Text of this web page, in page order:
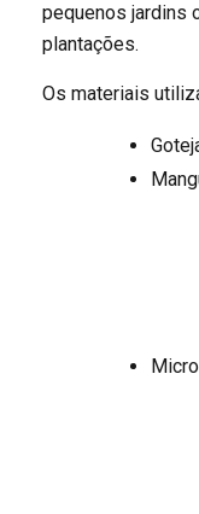
pequenos jardins
plantações.
Os materiais